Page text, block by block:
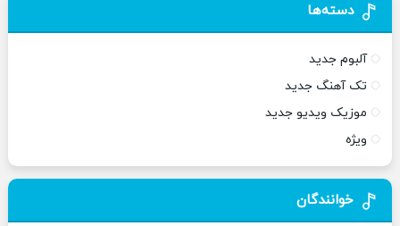
دسته‌ها
آلبوم جدید
تک آهنگ جدید
موزیک ویدیو جدید
ویژه
خوانندگان